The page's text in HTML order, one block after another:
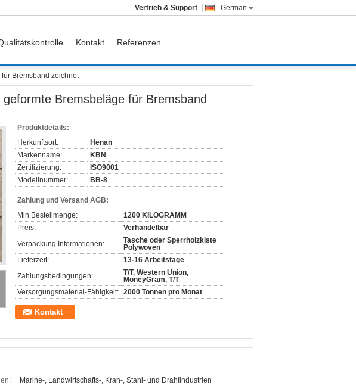
German
Vertrieb & Support
Kontakt Referenzen
Bremsband zeichnet
Bremsbeläge für Bremsband
Produktdetails:
Herkunftsort:
Henan
Markenname:
KBN
Zertifizierung:
ISO9001
Modellnummer:
BB-8
Zahlung und Versand AGB:
Min Bestellmenge:
1200 KILOGRAMM
Preis:
Verhandelbar
Verpackung Informationen:
Tasche oder Sperrholzkiste
Polywoven
Lieferzeit:
13-16 Arbeitstage
Zahlungsbedingungen:
T/T, Western Union,
MoneyGram, T/T
Versorgungsmaterial-Fähigkeit: 2000 Tonnen pro Monat
Kontakt
Marine-, Landwirtschafts-, Kran-, Stahl- und Drahtindustrien